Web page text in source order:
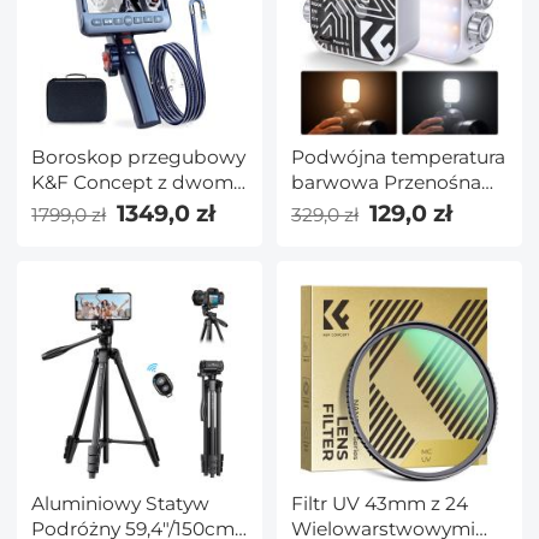
Boroskop przegubowy
K&F Concept z dwoma
obiektywami, kamera
endoskopowa z
cali i dwukierunkową
kamerą przegubową
węża 0,33 cala/8,5 mm,
kamera inspekcyjna ze
światłem do mechaniki
domowej w branży
motoryzacyjnej – 9,8FT
1799,0 zł 1349,0 zł
Podwójna temperatura
barwowa Przenośna
fotografia Światło
wypełniające wideo
temperatury barwowej
Wbudowana bateria
2000 mAh 15 efektów
świetlnych Dostosuj
światło Popraw
warunki oświetleniowe
(biały)
329,0 zł 129,0 zł
Aluminiowy Statyw
Podróżny 59,4"/150cm
Filtr UV 43mm z 24
Wielowarstwowymi